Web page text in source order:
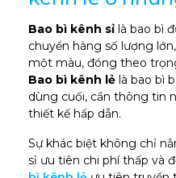
Bao bì kênh sỉ là bao bì
chuyển hàng số lượng
một màu, đóng theo
Bao bì kênh lẻ là bao bì
dùng cuối, cần thông tin
thiết kế hấp dẫn.
Sự khác biệt không chỉ
sỉ ưu tiên chi phí thấp và